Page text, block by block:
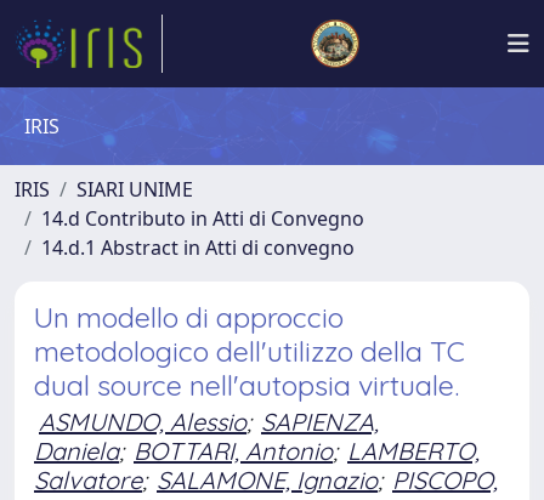
IRIS
IRIS
SIARI UNIME
14.d Contributo in Atti di Convegno
14.d.1 Abstract in Atti di convegno
Un modello di approccio
metodologico dell'utilizzo della TC
dual source nell'autopsia virtuale.
ASMUNDO, Alessio; SAPIENZA,
Daniela; BOTTARI, Antonio; LAMBERTO,
Salvatore; SALAMONE, Ignazio; PISCOPO,